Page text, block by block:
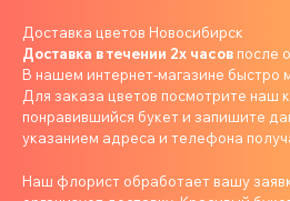
Доставка цветов Новосибирск
Доставка в течении 2х часов после
В нашем интернет-магазине быстро
Для заказа цветов посмотрите наш
понравившийся букет и запишите
указанием адреса и телефона
Наш флорист обработает вашу